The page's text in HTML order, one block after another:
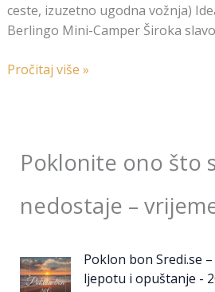
ceste, izuzetno ugodna vožnja)
Berlingo Mini-Camper Široka
Pročitaj više »
Poklonite ono što
nedostaje –
Poklon bon Sredi.se
ljepotu i opuštanje -